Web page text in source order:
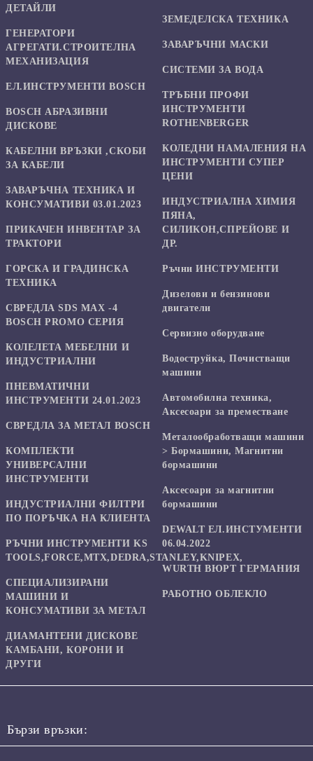
ДЕТАЙЛИ
ГЕНЕРАТОРИ
АГРЕГАТИ.СТРОИТЕЛНА
МЕХАНИЗАЦИЯ
ЕЛ.ИНСТРУМЕНТИ BOSCH
BOSCH АБРАЗИВНИ
ДИСКОВЕ
КАБЕЛНИ ВРЪЗКИ ,СКОБИ
ЗА КАБЕЛИ
ЗАВАРЪЧНА ТЕХНИКА И
КОНСУМАТИВИ 03.01.2023
ПРИКАЧЕН ИНВЕНТАР ЗА
ТРАКТОРИ
ГОРСКА И ГРАДИНСКА
ТЕХНИКА
СВРЕДЛА SDS MAX -4
BOSCH PROMO СЕРИЯ
КОЛЕЛЕТА МЕБЕЛНИ И
ИНДУСТРИАЛНИ
ПНЕВМАТИЧНИ
ИНСТРУМЕНТИ 24.01.2023
СВРЕДЛА ЗА МЕТАЛ BOSCH
КОМПЛЕКТИ
УНИВЕРСАЛНИ
ИНСТРУМЕНТИ
ИНДУСТРИАЛНИ ФИЛТРИ
ПО ПОРЪЧКА НА КЛИЕНТА
РЪЧНИ ИНСТРУМЕНТИ KS
TOOLS,FORCE,MTX,DEDRA,STANLEY,KNIPEX,
СПЕЦИАЛИЗИРАНИ
МАШИНИ И
КОНСУМАТИВИ ЗА МЕТАЛ
ДИАМАНТЕНИ ДИСКОВЕ
КАМБАНИ, КОРОНИ И
ДРУГИ
ЗЕМЕДЕЛСКА ТЕХНИКА
ЗАВАРЪЧНИ МАСКИ
СИСТЕМИ ЗА ВОДА
ТРЪБНИ ПРОФИ
ИНСТРУМЕНТИ
ROTHENBERGER
КОЛЕДНИ НАМАЛЕНИЯ НА
ИНСТРУМЕНТИ СУПЕР
ЦЕНИ
ИНДУСТРИАЛНА ХИМИЯ
ПЯНА,
СИЛИКОН,СПРЕЙОВЕ И
ДР.
Ръчни ИНСТРУМЕНТИ
Дизелови и бензинови
двигатели
Сервизно оборудване
Водоструйка, Почистващи
машини
Автомобилна техника,
Аксесоари за преместване
Mеталообработващи машини
> Бормашини, Магнитни
бормашини
Аксесоари за магнитни
бормашини
DEWALT ЕЛ.ИНСТУМЕНТИ
06.04.2022
WURTH ВЮРТ ГЕРМАНИЯ
РАБОТНО ОБЛЕКЛО
Бързи връзки: